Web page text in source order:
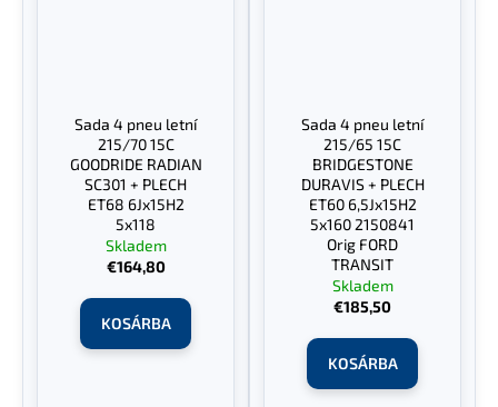
Sada 4 pneu letní
215/70 15C
GOODRIDE RADIAN
SC301 + PLECH
ET68 6Jx15H2
5x118
Skladem
€164,80
KOSÁRBA
Sada 4 pneu letní
215/65 15C
BRIDGESTONE
DURAVIS + PLECH
ET60 6,5Jx15H2
5x160 2150841
Orig FORD
TRANSIT
Skladem
€185,50
KOSÁRBA